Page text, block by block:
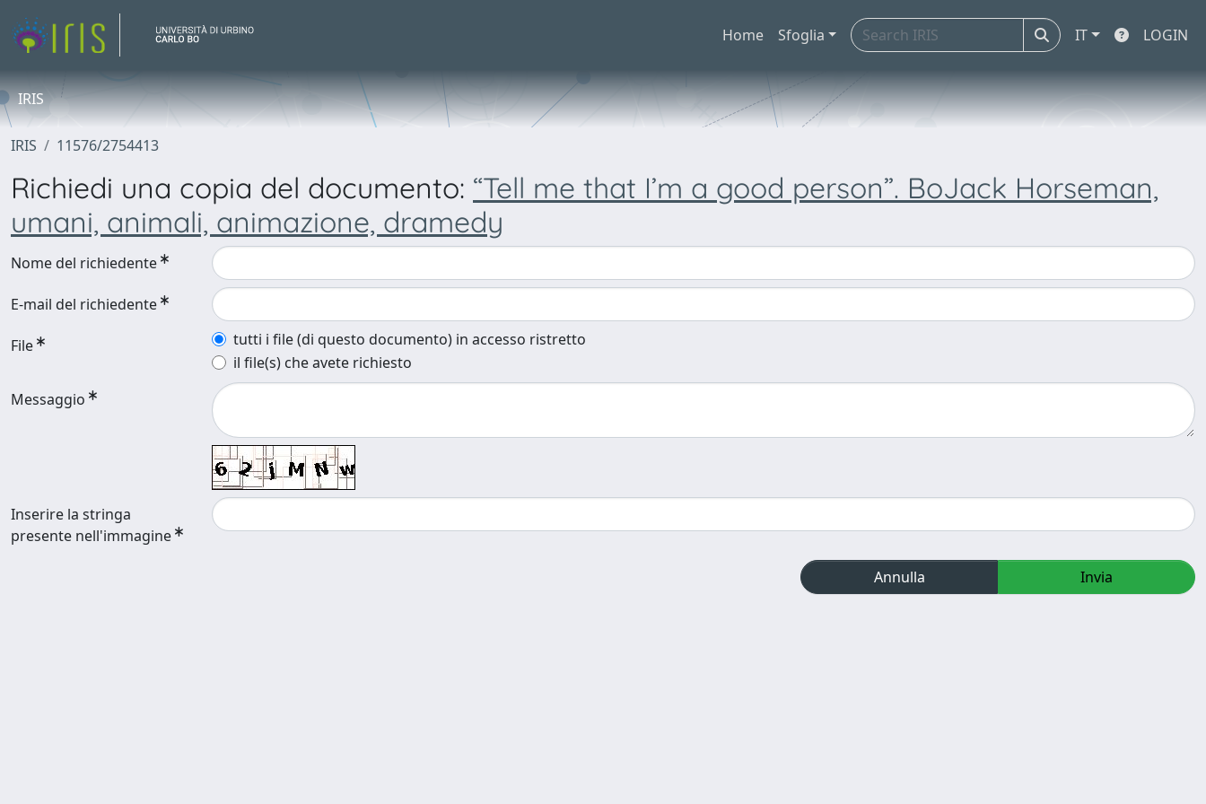
Home Sfoglia IT LOGIN
IRIS
IRIS 11576/2754413
Richiedi una copia del documento: “Tell me that I’m a good person”. BoJack Horseman,
umani, animali, animazione, dramedy
Nome del richiedente
E-mail del richiedente
File
tutti i file (di questo documento) in accesso ristretto
il file(s) che avete richiesto
Messaggio
Inserire la stringa
presente nell'immagine
Annulla Invia